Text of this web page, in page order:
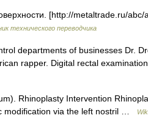
[http://metaltrade.ru/abc/
технического переводчика
departments of businesses Dr.
rapper. Digital rectal
Rhinoplasty Intervention
modification via the left nostril …